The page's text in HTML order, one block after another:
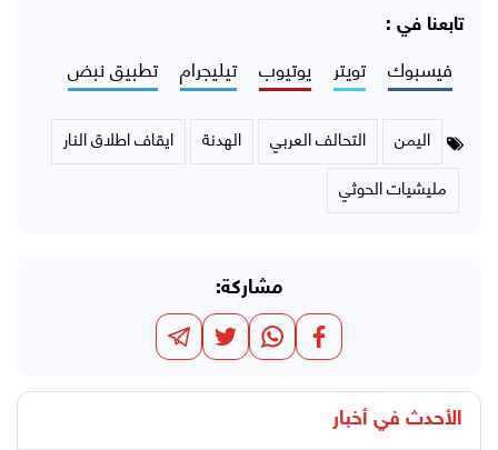
تابعنا في :
فيسبوك تويتر يوتيوب تيليجرام تطبيق نبض
اليمن التحالف العربي الهدنة
ايقاف اطلاق النار
مليشيات الحوثي
مشاركة:
الأحدث في أخبار